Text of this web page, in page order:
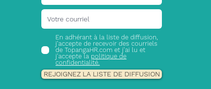
En adhérant à la liste de diffusion,
j'accepte de recevoir des courriels
de TopangaHR.com et j'ai lu et
j'accepte la politique de
confidentialité.
REJOIGNEZ LA LISTE DE DIFFUSION